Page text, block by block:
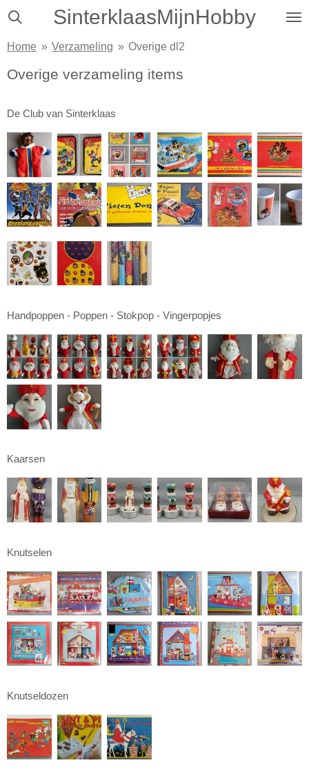
Ga
naar
hoofdinhoud
SinterklaasMijnHobby
Home » Verzameling » Overige dl2
Overige verzameling items
De Club van Sinterklaas
Handpoppen - Poppen - Stokpop - Vingerpopjes
Kaarsen
Knutselen
Knutseldozen